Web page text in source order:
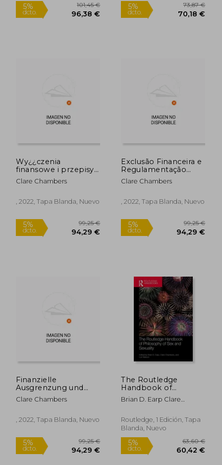
5%
dcto.
99,25 € 5%
dcto.
Wy¿¿czenia
finansowe i przepisy
bankowe w Wielkiej
Brytanii (en Polaco)
Clare Chambers
, 2022, Tapa Blanda, Nuevo
Exclusão Financeira e
Regulamentação
Bancária no Reino
Unido (en Portugués)
Clare Chambers
, 2022, Tapa Blanda, Nuevo
Finanzielle
Ausgrenzung und
Bankenregulierung in
Großbritannien (en
Clare Chambers
, 2022, Tapa Blanda, Nuevo
The Routledge
Handbook of
Philosophy of sex
and Sexuality (en
Brian D. Earp Clare
Routledge, 1 Edición, Tapa
Blanda, Nuevo